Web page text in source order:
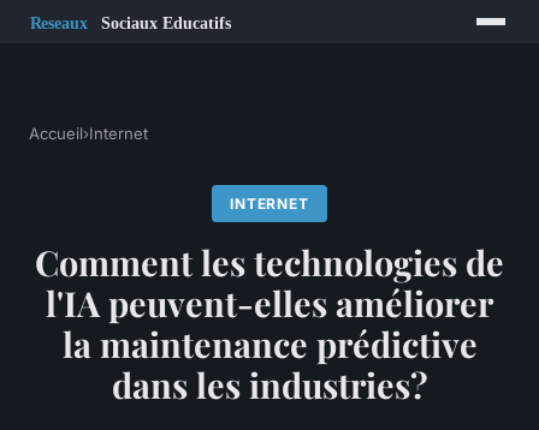
Accueil›Internet
INTERNET
Comment les technologies de
l'IA peuvent-elles améliorer
la maintenance prédictive
dans les industries?